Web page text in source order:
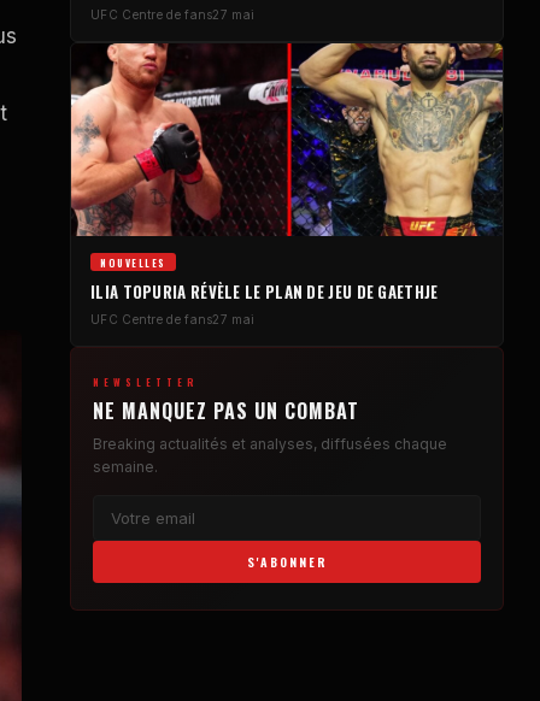
UFC Centre de fans27 mai
NOUVELLES
ILIA TOPURIA RÉVÈLE LE PLAN DE JEU DE GAETHJE
UFC Centre de fans27 mai
NEWSLETTER
NE MANQUEZ PAS UN COMBAT
Breaking actualités et analyses, diffusées chaque
semaine.
S'ABONNER